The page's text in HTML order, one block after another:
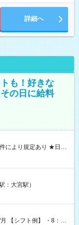
詳細へ
も！好きな
の日に給料
金GET♪ お仕事後はコ
期間】試
：大宮駅）